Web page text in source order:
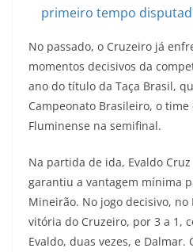
primeiro tempo
No passado, o Cruzeiro já
momentos decisivos da
ano do título da Taça Brasil,
Campeonato Brasileiro, o
Fluminense na semifinal.
Na partida de ida, Evaldo
garantiu a vantagem mínima
Mineirão. No jogo decisivo,
vitória do Cruzeiro, por 3 a 1,
Evaldo, duas vezes, e Dalmar.